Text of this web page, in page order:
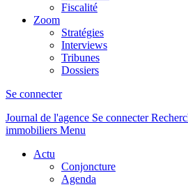
Fiscalité
Zoom
Stratégies
Interviews
Tribunes
Dossiers
Se connecter
Journal de l'agence Se connecter
immobiliers Menu
Actu
Conjoncture
Agenda